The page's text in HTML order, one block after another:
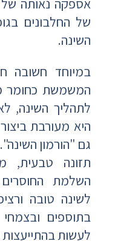
של החלבונים
השינה.
במיוחד חשובה
המשמשת כחומר
לתהליך השינה,
היא מעורבת
גם "הורמון השינה".
תזונה טבעית,
השלמת החוסרים
לשינה טובה
בתוספים
לעשות